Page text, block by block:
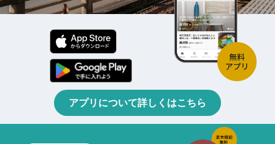
アプリについて詳しくはこちら